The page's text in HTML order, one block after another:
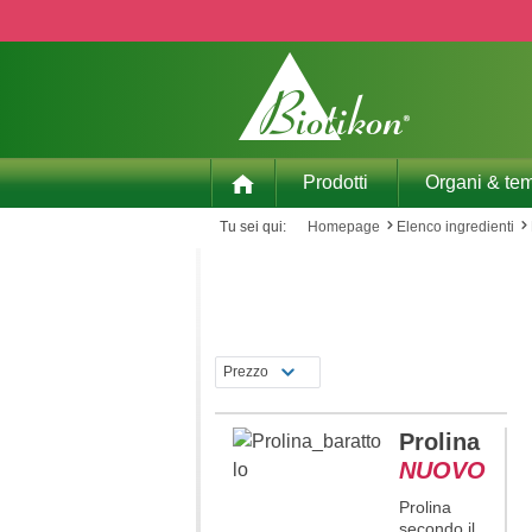
Prodotti Organi &
Tu sei qui: Homepage Elenco ingredienti
Prezzo
Prolina
NUOVO
Prolina